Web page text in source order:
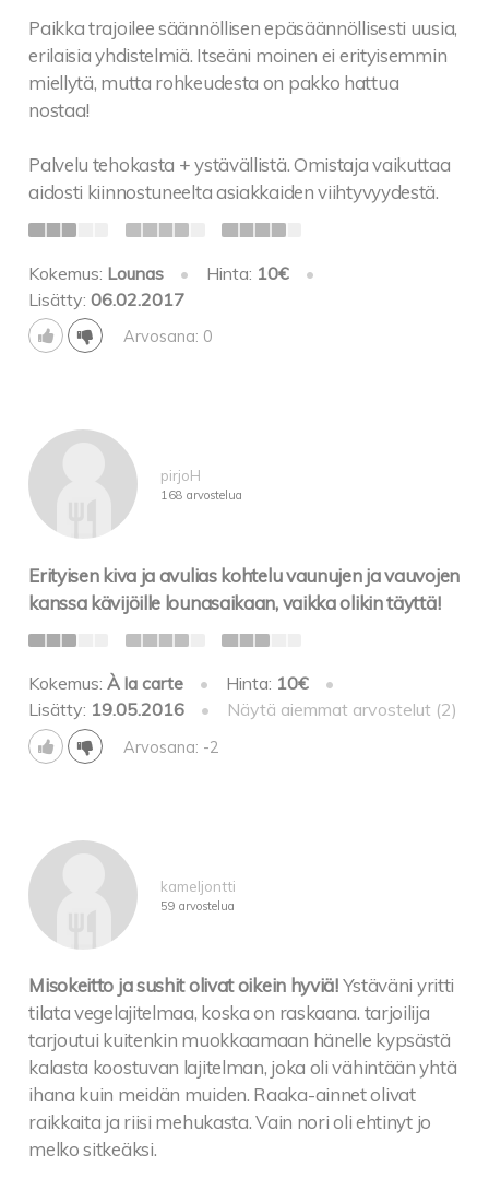
Paikka trajoilee säännöllisen epäsäännöllisesti uusia,
erilaisia yhdistelmiä. Itseäni moinen ei erityisemmin
miellytä, mutta rohkeudesta on pakko hattua
nostaa!
Palvelu tehokasta + ystävällistä. Omistaja vaikuttaa
aidosti kiinnostuneelta asiakkaiden viihtyvyydestä.
Kokemus: Lounas • Hinta: 10€
•
Lisätty:06.02.2017
Arvosana: 0
pirjoH
168 arvostelua
Erityisen kiva ja avulias kohtelu vaunujen ja vauvojen
kanssa kävijöille lounasaikaan, vaikka olikin täyttä!
Kokemus:À la carte • Hinta: 10€
•
Lisätty: 19.05.2016 • Näytä aiemmat arvostelut (2)
Arvosana: -2
kameljontti
59 arvostelua
Misokeitto ja sushit olivat oikein hyviä!Ystäväni yritti
tilata vegelajitelmaa, koska on raskaana. tarjoilija
tarjoutui kuitenkin muokkaamaan hänelle kypsästä
kalasta koostuvan lajitelman, joka oli vähintään yhtä
ihana kuin meidän muiden. Raaka-ainnet olivat
raikkaita ja riisi mehukasta. Vain nori oli ehtinyt jo
melko sitkeäksi.